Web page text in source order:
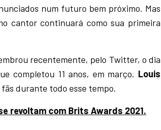
num futuro bem próximo. Mas
cantor continuará como sua primeira
recentemente, pelo Twitter, o dia
completou 11 anos, em março. Louis
durante todo esse tempo.
revoltam com Brits Awards 2021.